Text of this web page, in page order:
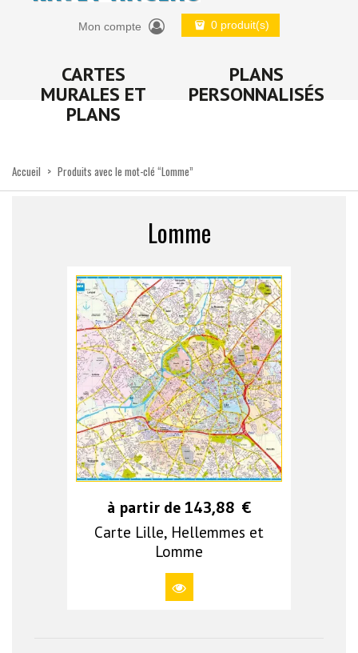
Mon compte 0 produit(s)
CARTES
MURALES ET
PLANS
PLANS
PERSONNALISÉS
Accueil > Produits avec le mot-clé “Lomme”
Lomme
à partir de 143,88 €
Carte Lille, Hellemmes et
Lomme